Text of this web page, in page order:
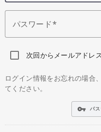
パスワード
次回からメールアドレ
ログイン情報をお忘れの場合
てください。
vpn_key パ